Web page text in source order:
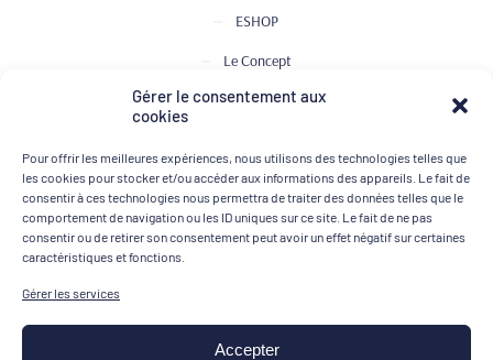
Gérer le consentement aux
cookies
Pour offrir les meilleures expériences, nous utilisons des technologies telles que
les cookies pour stocker et/ou accéder aux informations des appareils. Le fait de
consentir à ces technologies nous permettra de traiter des données telles que le
comportement de navigation ou les ID uniques sur ce site. Le fait de ne pas
consentir ou de retirer son consentement peut avoir un effet négatif sur certaines
caractéristiques et fonctions.
Gérer les services
Accepter
ESHOP
Le Concept
Club de Dégustation
Contact
MOYENS DE PAIEMENT